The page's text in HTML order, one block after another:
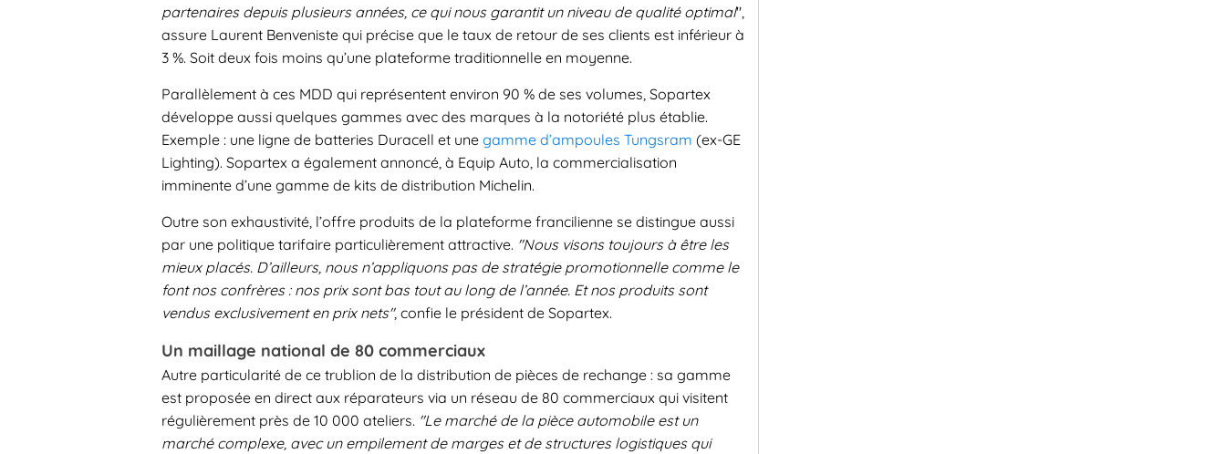
partenaires depuis plusieurs années, ce qui nous garantit un niveau de qualité optimal",
assure Laurent Benveniste qui précise que le taux de retour de ses clients est inférieur à
3 %. Soit deux fois moins qu’une plateforme traditionnelle en moyenne.
Parallèlement à ces MDD qui représentent environ 90 % de ses volumes, Sopartex
développe aussi quelques gammes avec des marques à la notoriété plus établie.
Exemple : une ligne de batteries Duracell et une gamme d’ampoules Tungsram (ex-GE
Lighting). Sopartex a également annoncé, à Equip Auto, la commercialisation
imminente d’une gamme de kits de distribution Michelin.
Outre son exhaustivité, l’offre produits de la plateforme francilienne se distingue aussi
par une politique tarifaire particulièrement attractive. "Nous visons toujours à être les
mieux placés. D’ailleurs, nous n’appliquons pas de stratégie promotionnelle comme le
font nos confrères : nos prix sont bas tout au long de l’année. Et nos produits sont
vendus exclusivement en prix nets", confie le président de Sopartex.
Un maillage national de 80 commerciaux
Autre particularité de ce trublion de la distribution de pièces de rechange : sa gamme
est proposée en direct aux réparateurs via un réseau de 80 commerciaux qui visitent
régulièrement près de 10 000 ateliers. "Le marché de la pièce automobile est un
marché complexe, avec un empilement de marges et de structures logistiques qui